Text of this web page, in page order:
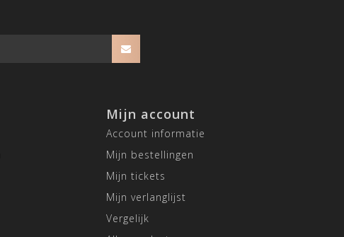
Mijn account
Account informatie
Mijn bestellingen
Mijn tickets
Mijn verlanglijst
Vergelijk